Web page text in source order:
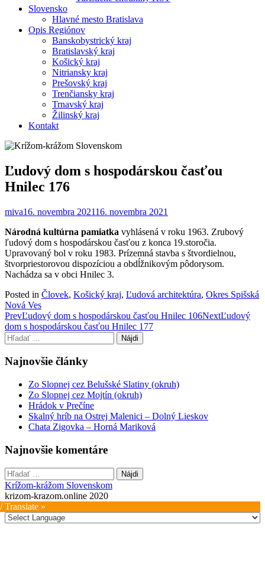
Slovensko
Hlavné mesto Bratislava
Opis Regiónov
Banskobystrický kraj
Bratislavský kraj
Košický kraj
Nitriansky kraj
Prešovský kraj
Trenčiansky kraj
Trnavský kraj
Žilinský kraj
Kontakt
Ľudový dom s hospodárskou časťou
Hnilec 176
miva16. novembra 202116. novembra 2021
Národná kultúrna pamiatka vyhlásená v roku 1963. Zrubový
ľudový dom s hospodárskou časťou z konca 19.storočia.
Upravovaný bol v roku 1983. Prízemná stavba s štvordielnou,
štvorpriestorovou dispozíciou a obdĺžnikovým pôdorysom.
Nachádza sa v obci Hnilec 3.
Posted in Človek, Košický kraj, Ľudová architektúra, Okres Spišská
Nová Ves
Post
navigation
PrevĽudový dom s hospodárskou časťou Hnilec 106NextĽudový
dom s hospodárskou časťou Hnilec 177
Hľadať:
Najnovšie články
Zo Slopnej cez Belušské Slatiny (okruh)
Zo Slopnej cez Mojtín (okruh)
Hrádok v Prečíne
Skalný hríb na Ostrej Malenici – Dolný Lieskov
Chata Zigovka – Horná Mariková
Najnovšie komentáre
Hľadať:
Krížom-krážom Slovenskom
krizom-krazom.online 2020
Translate »